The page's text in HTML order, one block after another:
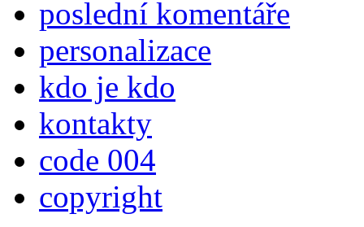
poslední komentáře
personalizace
kdo je kdo
kontakty
code 004
copyright